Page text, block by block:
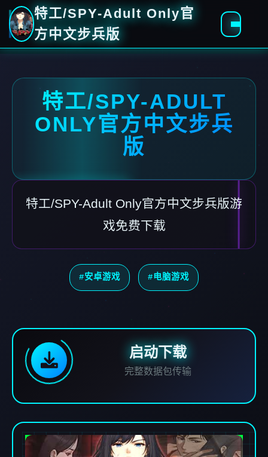
特工/SPY-Adult Only官
方中文步兵版
特工/SPY-ADULT
ONLY官方中文步兵
版
特工/SPY-Adult Only官方中文步兵版游
戏免费下载
#安卓游戏 #电脑游戏
启动下载
完整数据包传输